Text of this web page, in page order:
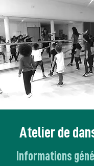
Atelier de
Informations